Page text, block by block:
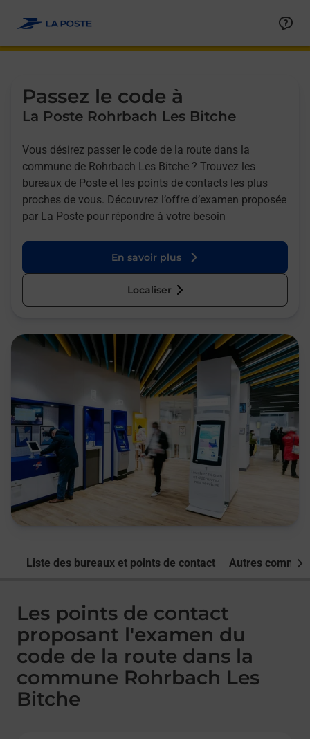
Passez le code à
La Poste Rohrbach Les Bitche
Vous désirez passer le code de la route dans la
commune de Rohrbach Les Bitche ? Trouvez les
bureaux de Poste et les points de contacts les plus
proches de vous. Découvrez l’offre d’examen proposée
par La Poste pour répondre à votre besoin
En savoir plus
Localiser
Liste des bureaux et points de contact Autres
Les points de contact
proposant l'examen du
code de la route dans la
commune Rohrbach Les
Bitche